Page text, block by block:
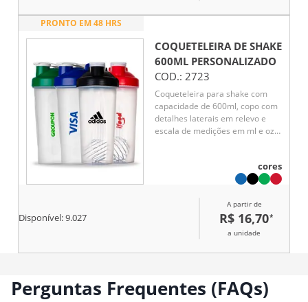
PRONTO EM 48 HRS
COQUETELEIRA DE SHAKE
600ML PERSONALIZADO
COD.: 2723
Coqueteleira para shake com
capacidade de 600ml, copo com
detalhes laterais em relevo e
escala de medições em ml e oz.
cores
Disponível:9.027
A partir de
R$ 16,70*
a unidade
Perguntas Frequentes (FAQs)